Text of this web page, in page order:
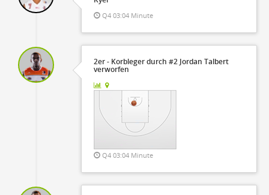
Q4 03:04 Minute
2er - Korbleger durch #2 Jordan Talbert
verworfen
Q4 03:04 Minute